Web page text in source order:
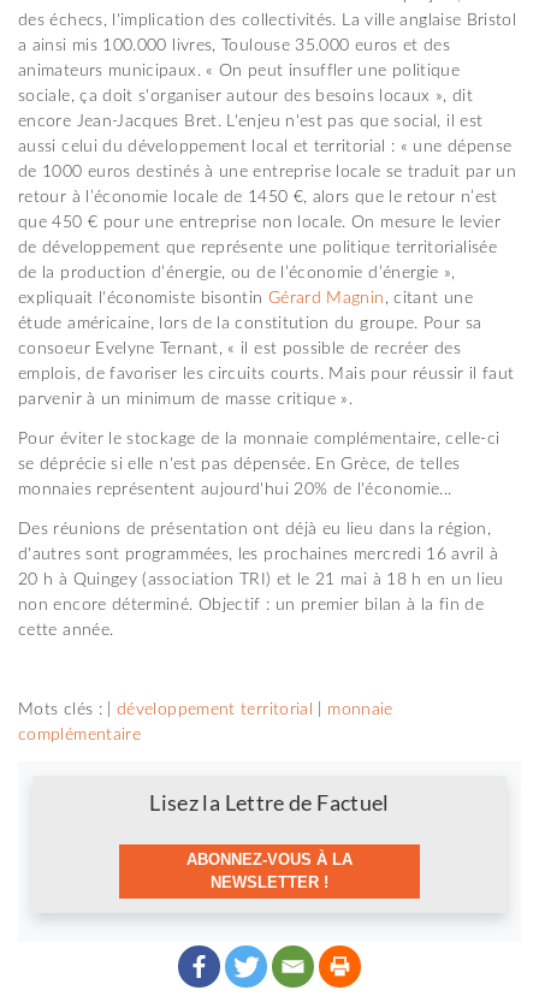
des échecs, l'implication des collectivités. La ville anglaise Bristol
a ainsi mis 100.000 livres, Toulouse 35.000 euros et des
animateurs municipaux. « On peut insuffler une politique
sociale, ça doit s'organiser autour des besoins locaux », dit
encore Jean-Jacques Bret. L'enjeu n'est pas que social, il est
aussi celui du développement local et territorial : « une dépense
de 1000 euros destinés à une entreprise locale se traduit par un
retour à l’économie locale de 1450 €, alors que le retour n’est
que 450 € pour une entreprise non locale. On mesure le levier
de développement que représente une politique territorialisée
de la production d’énergie, ou de l’économie d’énergie »,
expliquait l'économiste bisontin Gérard Magnin , citant une
étude américaine, lors de la constitution du groupe. Pour sa
consoeur Evelyne Ternant, « il est possible de recréer des
emplois, de favoriser les circuits courts. Mais pour réussir il faut
parvenir à un minimum de masse critique ».
Pour éviter le stockage de la monnaie complémentaire, celle-ci
se déprécie si elle n'est pas dépensée. En Grèce, de telles
monnaies représentent aujourd'hui 20% de l'économie...
Des réunions de présentation ont déjà eu lieu dans la région,
d'autres sont programmées, les prochaines mercredi 16 avril à
20 h à Quingey (association TRI) et le 21 mai à 18 h en un lieu
non encore déterminé. Objectif : un premier bilan à la fin de
cette année.
Mots clés : |développement territorial
monnaie
complémentaire
Lisez la Lettre de Factuel
ABONNEZ-VOUS À LA
NEWSLETTER !